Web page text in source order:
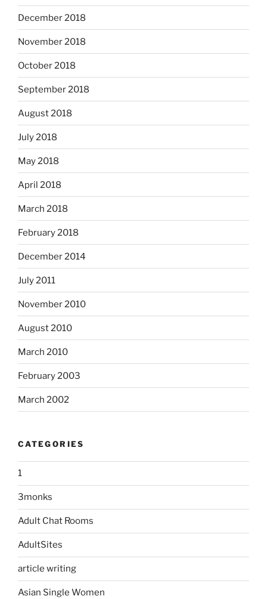
December 2018
November 2018
October 2018
September 2018
August 2018
July 2018
May 2018
April 2018
March 2018
February 2018
December 2014
July 2011
November 2010
August 2010
March 2010
February 2003
March 2002
CATEGORIES
1
3monks
Adult Chat Rooms
AdultSites
article writing
Asian Single Women